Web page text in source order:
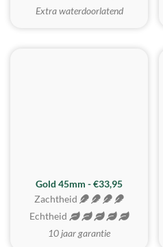
Extra waterdoorlatend
REALISTISCH
Gold 45mm - €33,95
Zachtheid
Echtheid
10 jaar garantie